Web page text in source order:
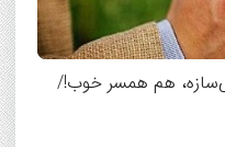
هم همسر خوب!/